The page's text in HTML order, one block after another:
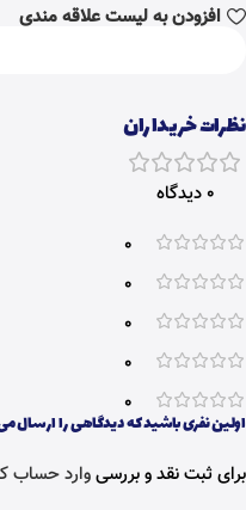
افزودن به لیست علاقه مندی
نظرات خریداران
0 دیدگاه
0
0
0
0
0
اولین نفری باشید که دیدگاهی را ارسال می
برای ثبت نقد و بررسیوارد حساب